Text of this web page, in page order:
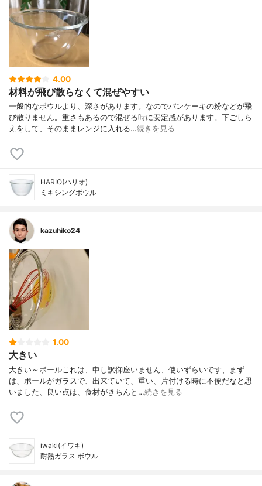
4.00
材料が飛び散らなくて混ぜやすい
一般的なボウルより、深さがあります。なのでパンケーキの粉などが飛
び散りません。重さもあるので混ぜる時に安定感があります。下ごしら
えをして、そのままレンジに入れる…続きを見る
HARIO(ハリオ)
ミキシングボウル
kazuhiko24
1.00
大きい
大きい～ボールこれは、申し訳御座いません、使いずらいです、まず
は、ボールがガラスで、出来ていて、重い、片付ける時に不便だなと思
いました、良い点は、食材がきちんと…続きを見る
iwaki(イワキ)
耐熱ガラス ボウル